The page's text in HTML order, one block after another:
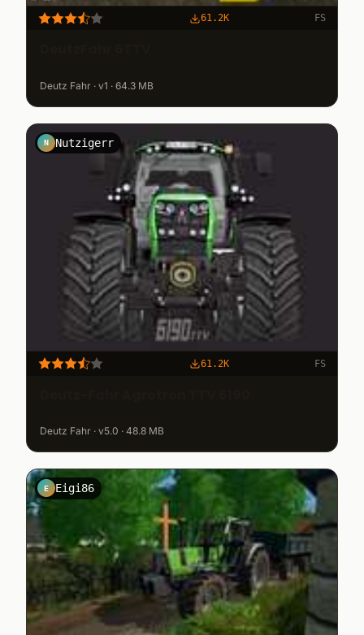
61.2K FS
Deutz Fahr · v1 · 64.3 MB
N Nutzigerr
61.2K FS
Deutz Fahr · v5.0 · 48.8 MB
E Eigi86